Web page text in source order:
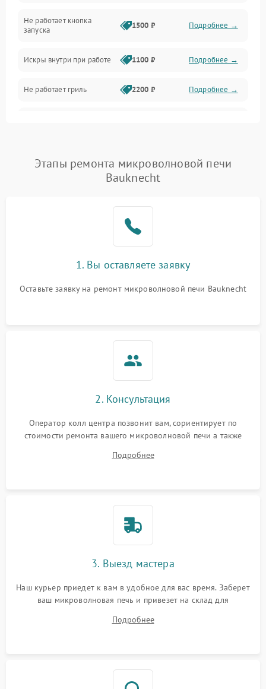
Нагрев и приготовление
Программное обеспечение
Не работает кнопка
запуска
1500 ₽ Подробнее →
Искры внутри при работе 1100 ₽ Подробнее →
Не работает гриль 2200 ₽ Подробнее →
Появление запаха гари Подробнее →
2400 ₽ Подробнее →
Не горит подсветка 2000 ₽
Этапы ремонта микроволновой печи
Bauknecht
1. Вы оставляете заявку
Оставьте заявку на ремонт микроволновой печи Bauknecht
2. Консультация
Оператор колл центра позвонит вам, сориентирует по
стоимости ремонта вашего микроволновой печи а также
Подробнее
3. Выезд мастера
Наш курьер приедет к вам в удобное для вас время. Заберет
ваш микроволновая печь и привезет на склад для
Подробнее